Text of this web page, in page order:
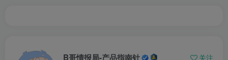
B哥情报局-产品指南针 关注